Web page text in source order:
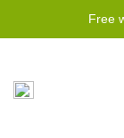
Free